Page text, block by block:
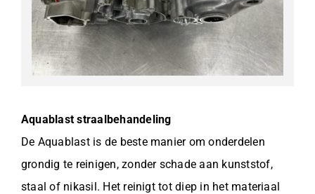
Aquablast straalbehandeling
De Aquablast is de beste manier om onderdelen
grondig te reinigen, zonder schade aan kunststof,
staal of nikasil. Het reinigt tot diep in het materiaal